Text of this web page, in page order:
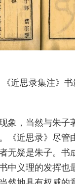
《近思录集注》书
象，当然与朱子
《近思录》尽管
无疑是朱子。书
中义理的发挥也